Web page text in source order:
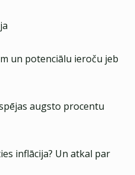
un potenciālu ieroču jeb
augsto procentu
inflācija? Un atkal par